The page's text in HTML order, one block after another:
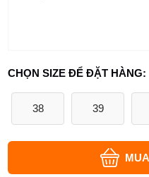
CHỌN SIZE ĐỂ ĐẶT HÀNG:
38 39